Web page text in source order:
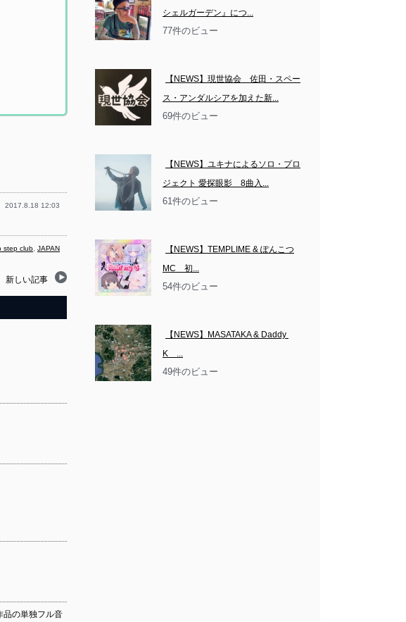
2017.8.18 12:03
step club JAPAN
新しい記事
品の単独フル音
シェルガーデン』につ...
77件のビュー
【NEWS】現世協会　佐田・スペー
ス・アンダルシアを加えた新...
69件のビュー
【NEWS】ユキナによるソロ・プロ
ジェクト 愛探眼影　8曲入...
61件のビュー
【NEWS】TEMPLIME & ぽんこつ
MC　初...
54件のビュー
【NEWS】MASATAKA & Daddy
K　...
49件のビュー